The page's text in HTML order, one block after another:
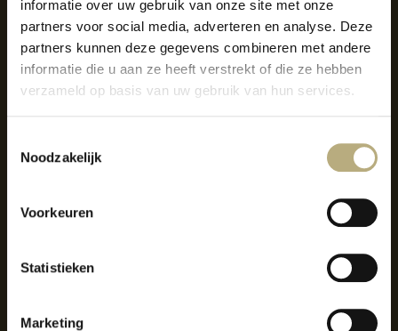
informatie over uw gebruik van onze site met onze
partners voor social media, adverteren en analyse. Deze
partners kunnen deze gegevens combineren met andere
informatie die u aan ze heeft verstrekt of die ze hebben
verzameld op basis van uw gebruik van hun services.
Noodzakelijk
Voorkeuren
Statistieken
Marketing
WAT JE ZOEKT?